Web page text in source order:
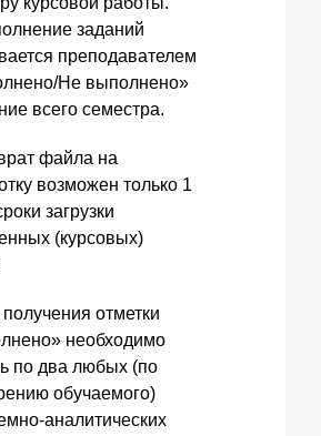
заданий
преподавателем
Не выполнено»
всего семестра.
файла на
возможен только 1
загрузки
(курсовых)
отметки
необходимо
по два любых (по
обучаемого)
аналитических